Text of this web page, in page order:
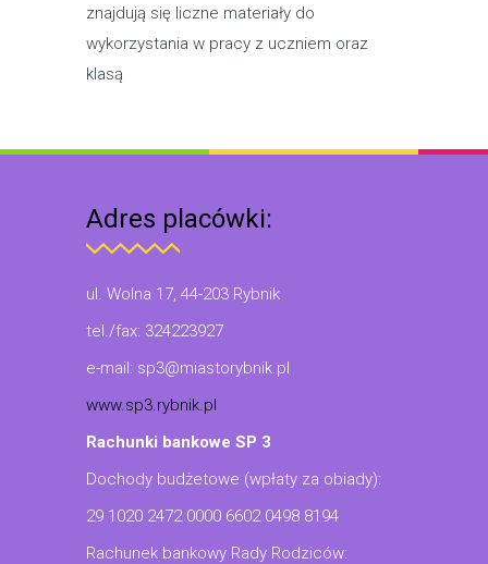
znajdują się liczne materiały do
wykorzystania w pracy z uczniem oraz
klasą
Adres placówki:
ul. Wolna 17, 44-203 Rybnik
tel./fax: 324223927
e-mail: sp3@miastorybnik.pl
www.sp3.rybnik.pl
Rachunki bankowe SP 3
Dochody budżetowe (wpłaty za obiady):
29 1020 2472 0000 6602 0498 8194
Rachunek bankowy Rady Rodziców: